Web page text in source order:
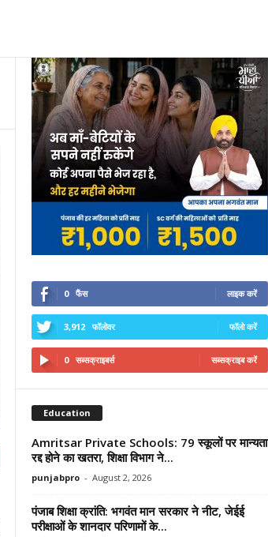
0 फैंस लाइक करें
3,912 फॉलोवर फॉलो करें
0 सब्सक्राइबर्स सब्सक्राइब करें
Education
Amritsar Private Schools: 79 स्कूलों पर मान्यता
रद्द होने का खतरा, शिक्षा विभाग ने...
punjabpro - August 2, 2026
पंजाब शिक्षा क्रांति: भगवंत मान सरकार ने नीट, जेईई
परीक्षाओं के शानदार परिणामों के...